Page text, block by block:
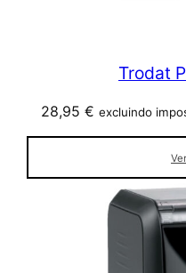
Trodat
28,95 € excluindo